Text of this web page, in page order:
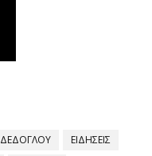
ΔΕΔΟΓΛΟΥ
ΕΙΔΗΣΕΙΣ